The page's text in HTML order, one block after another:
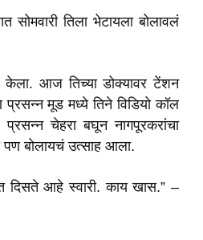
सोमवारी तिला भेटायला बोलावलं
केला. आज तिच्या डोक्यावर टेंशन
मूड मध्ये तिने विडियो कॉल
चेहरा बघून नागपूरकरांचा
पण बोलायचं उत्साह आला.
दिसते आहे स्वारी. काय खास.” –